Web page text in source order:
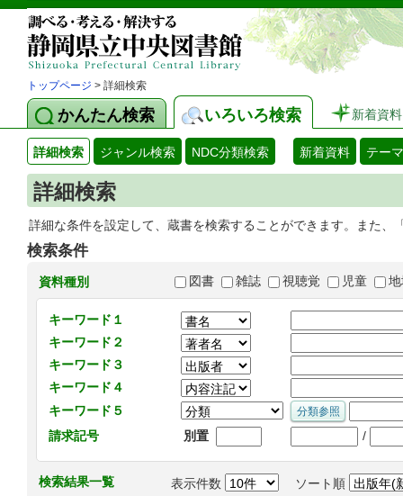
トップページ > 詳細検索
かんたん検索 いろいろ検索 新着資料
詳細検索 ジャンル検索 NDC分類検索 新着資料 テー
詳細検索
詳細な条件を設定して、蔵書を検索することができます。また
検索条件
資料種別 図書 雑誌 視聴覚 児童
キーワード１
キーワード２
キーワード３
キーワード４
キーワード５
請求記号
別置 /
検索結果一覧 表示件数 ソート順